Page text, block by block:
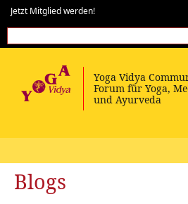
Jetzt Mitglied werden!
Blogs